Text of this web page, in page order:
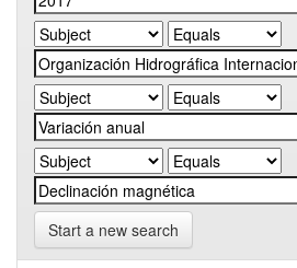
Start a new search